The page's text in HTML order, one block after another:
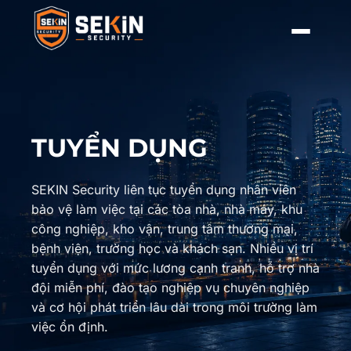
TUYỂN DỤNG
SEKIN Security liên tục tuyển dụng nhân viên
bảo vệ làm việc tại các tòa nhà, nhà máy, khu
công nghiệp, kho vận, trung tâm thương mại,
bệnh viện, trường học và khách sạn. Nhiều vị trí
tuyển dụng với mức lương cạnh tranh, hỗ trợ nhà
đội miễn phí, đào tạo nghiệp vụ chuyên nghiệp
và cơ hội phát triển lâu dài trong môi trường làm
việc ổn định.